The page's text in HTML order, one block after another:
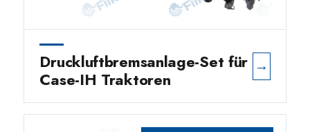
Druckluftbremsanlage-Set für
Case-IH Traktoren
→